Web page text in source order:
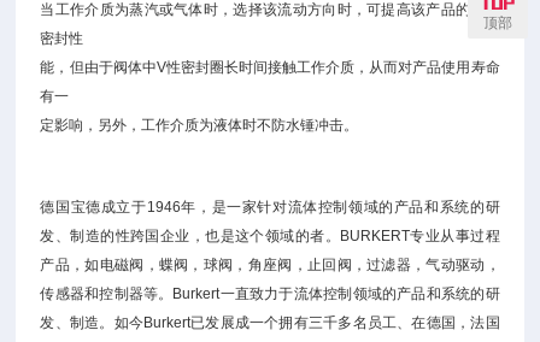
当工作介质为蒸汽或气体时，选择该流动方向时，可提高该产品的流动
密封性
能，但由于阀体中V性密封圈长时间接触工作介质，从而对产品使用寿命
有一
定影响，另外，工作介质为液体时不防水锤冲击。
德国宝德成立于1946年，是一家针对流体控制领域的产品和系统的研
发、制造的性跨国企业，也是这个领域的者。BURKERT专业从事过程
产品，如电磁阀，蝶阀，球阀，角座阀，止回阀，过滤器，气动驱动，
传感器和控制器等。Burkert一直致力于流体控制领域的产品和系统的研
发、制造。如今Burkert已发展成一个拥有三千多名员工、在德国，法国
顶部